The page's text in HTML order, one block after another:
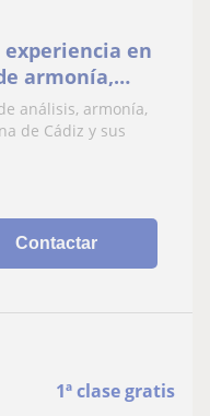
experiencia en
armonía,
análisis, armonía,
de Cádiz y sus
Contactar
1ª clase gratis